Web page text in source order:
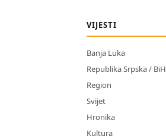
VIJESTI
Banja Luka
Republika Srpska / BiH
Region
Svijet
Hronika
Kultura